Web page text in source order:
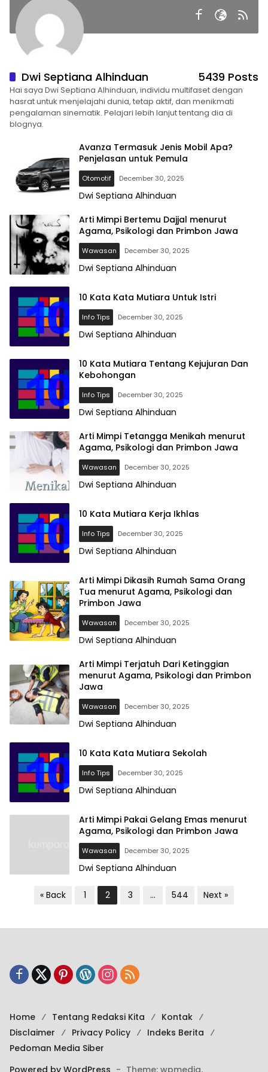
Dwi Septiana Alhinduan 5439 Posts
Hai saya Dwi Septiana Alhinduan, individu multifaset dengan
hasrat untuk menjelajahi dunia, tetap aktif, dan menikmati
pengalaman sinematik. Pelajari lebih lanjut tentang dia di
blognya.
Avanza Termasuk Jenis Mobil Apa?
Penjelasan untuk Pemula
Otomotif December 30, 2025
Dwi Septiana Alhinduan
Arti Mimpi Bertemu Dajjal menurut
Agama, Psikologi dan Primbon Jawa
Wawasan December 30, 2025
Dwi Septiana Alhinduan
10 Kata Kata Mutiara Untuk Istri
Info Tips December 30, 2025
Dwi Septiana Alhinduan
10 Kata Mutiara Tentang Kejujuran Dan
Kebohongan
Info Tips December 30, 2025
Dwi Septiana Alhinduan
Arti Mimpi Tetangga Menikah menurut
Agama, Psikologi dan Primbon Jawa
Wawasan December 30, 2025
Dwi Septiana Alhinduan
10 Kata Mutiara Kerja Ikhlas
Info Tips December 30, 2025
Dwi Septiana Alhinduan
Arti Mimpi Dikasih Rumah Sama Orang
Tua menurut Agama, Psikologi dan
Primbon Jawa
Wawasan December 30, 2025
Dwi Septiana Alhinduan
Arti Mimpi Terjatuh Dari Ketinggian
menurut Agama, Psikologi dan Primbon
Jawa
Wawasan December 30, 2025
Dwi Septiana Alhinduan
10 Kata Kata Mutiara Sekolah
Info Tips December 30, 2025
Dwi Septiana Alhinduan
Arti Mimpi Pakai Gelang Emas menurut
Agama, Psikologi dan Primbon Jawa
Wawasan December 30, 2025
Dwi Septiana Alhinduan
s
s
p
g
i
n
« Back 1 2 3 … 544 Next »
Home Tentang Redaksi Kita
Kontak
Disclaimer
Privacy Policy
Indeks Berita
Pedoman Media Siber
Powered by WordPress - Theme: wpmedia.